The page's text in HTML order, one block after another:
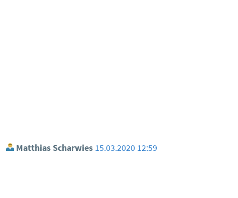
Matthias Scharwies 15.03.2020 12:59